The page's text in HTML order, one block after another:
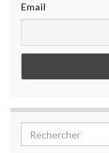
Email
Search for: